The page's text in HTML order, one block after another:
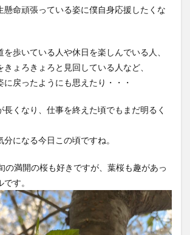
懸命頑張っている姿に僕自身応援したくな
を歩いている人や休日を楽しんでいる人、
ょろきょろと見回している人など、
に戻ったようにも思えたり・・・
長くなり、仕事を終えた頃でもまだ明るく
になる今日この頃ですね。
の満開の桜も好きですが、葉桜も趣があっ
す。